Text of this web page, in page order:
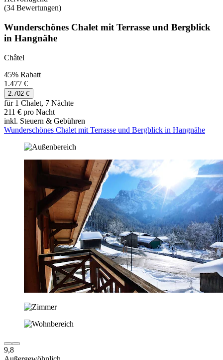
(34 Bewertungen)
Wunderschönes Chalet mit Terrasse und Bergblick
in Hangnähe
Châtel
45% Rabatt
1.477 €
2.702 €
für 1 Chalet, 7 Nächte
211 € pro Nacht
inkl. Steuern & Gebühren
Wunderschönes Chalet mit Terrasse und Bergblick in Hangnähe
9,8